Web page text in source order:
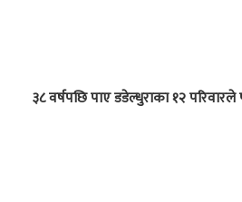
३८ वर्षपछि पाए डडेल्धुराका १२ परिवारले